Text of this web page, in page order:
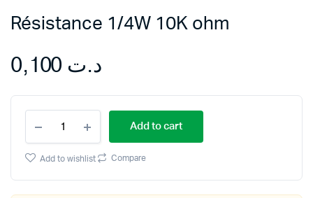
Résistance 1/4W 10K ohm
د.ت
1/4W
10K
ohm
Add to cart
Add to wishlist Compare